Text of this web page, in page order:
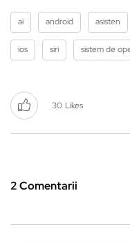
ai android asisten
ios siri sistem de
30 Likes
2 Comentarii